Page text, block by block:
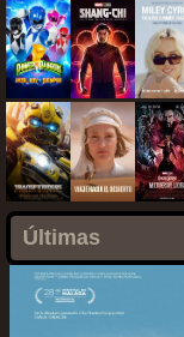
Últimas